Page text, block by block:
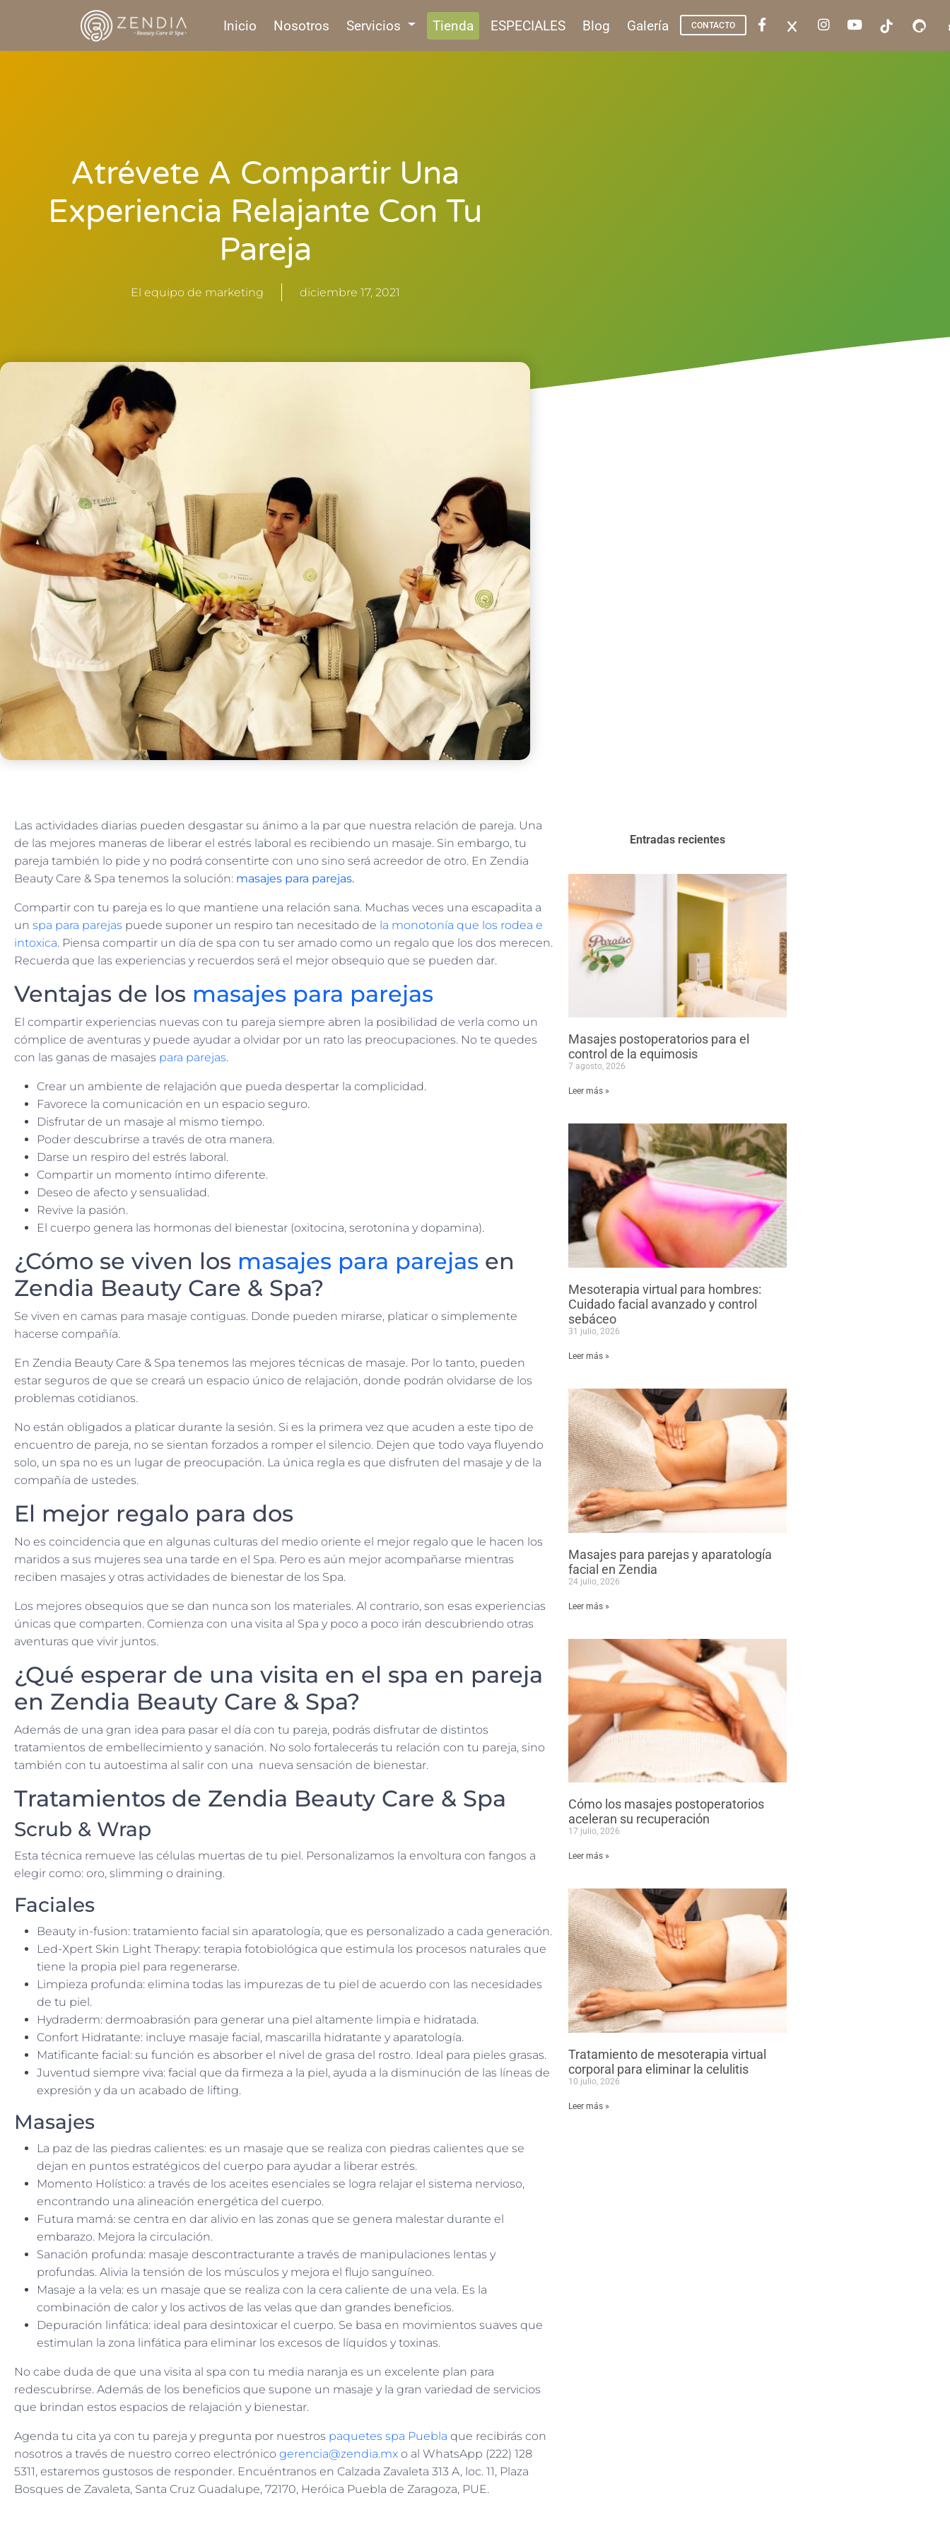
Inicio Nosotros Servicios Tienda ESPECIALES Blog Galería CONTACTO
Atrévete A Compartir Una
Experiencia Relajante Con Tu
Pareja
El equipo de marketing diciembre 17, 2021
Las actividades diarias pueden desgastar su ánimo a la par que nuestra relación de pareja. Una
de las mejores maneras de liberar el estrés laboral es recibiendo un masaje. Sin embargo, tu
pareja también lo pide y no podrá consentirte con uno sino será acreedor de otro. En Zendia
Beauty Care & Spa tenemos la solución: masajes para parejas.
Compartir con tu pareja es lo que mantiene una relación sana. Muchas veces una escapadita a
un spa para parejas puede suponer un respiro tan necesitado de la monotonía que los rodea e
intoxica. Piensa compartir un día de spa con tu ser amado como un regalo que los dos merecen.
Recuerda que las experiencias y recuerdos será el mejor obsequio que se pueden dar.
Ventajas de los masajes para parejas
El compartir experiencias nuevas con tu pareja siempre abren la posibilidad de verla como un
cómplice de aventuras y puede ayudar a olvidar por un rato las preocupaciones. No te quedes
con las ganas de masajes para parejas.
Crear un ambiente de relajación que pueda despertar la complicidad.
Favorece la comunicación en un espacio seguro.
Disfrutar de un masaje al mismo tiempo.
Poder descubrirse a través de otra manera.
Darse un respiro del estrés laboral.
Compartir un momento íntimo diferente.
Deseo de afecto y sensualidad.
Revive la pasión.
El cuerpo genera las hormonas del bienestar (oxitocina, serotonina y dopamina).
¿Cómo se viven los masajes para parejas en
Zendia Beauty Care & Spa?
Se viven en camas para masaje contiguas. Donde pueden mirarse, platicar o simplemente
hacerse compañía.
En Zendia Beauty Care & Spa tenemos las mejores técnicas de masaje. Por lo tanto, pueden
estar seguros de que se creará un espacio único de relajación, donde podrán olvidarse de los
problemas cotidianos.
No están obligados a platicar durante la sesión. Si es la primera vez que acuden a este tipo de
encuentro de pareja, no se sientan forzados a romper el silencio. Dejen que todo vaya fluyendo
solo, un spa no es un lugar de preocupación. La única regla es que disfruten del masaje y de la
compañía de ustedes.
El mejor regalo para dos
No es coincidencia que en algunas culturas del medio oriente el mejor regalo que le hacen los
maridos a sus mujeres sea una tarde en el Spa. Pero es aún mejor acompañarse mientras
reciben masajes y otras actividades de bienestar de los Spa.
Los mejores obsequios que se dan nunca son los materiales. Al contrario, son esas experiencias
únicas que comparten. Comienza con una visita al Spa y poco a poco irán descubriendo otras
aventuras que vivir juntos.
¿Qué esperar de una visita en el spa en pareja
en Zendia Beauty Care & Spa?
Además de una gran idea para pasar el día con tu pareja, podrás disfrutar de distintos
tratamientos de embellecimiento y sanación. No solo fortalecerás tu relación con tu pareja, sino
también con tu autoestima al salir con una nueva sensación de bienestar.
Tratamientos de Zendia Beauty Care & Spa
Scrub & Wrap
Esta técnica remueve las células muertas de tu piel. Personalizamos la envoltura con fangos a
elegir como: oro, slimming o draining.
Faciales
Beauty in-fusion: tratamiento facial sin aparatología, que es personalizado a cada generación.
Led-Xpert Skin Light Therapy: terapia fotobiológica que estimula los procesos naturales que
tiene la propia piel para regenerarse.
Limpieza profunda: elimina todas las impurezas de tu piel de acuerdo con las necesidades
de tu piel.
Hydraderm: dermoabrasión para generar una piel altamente limpia e hidratada.
Confort Hidratante: incluye masaje facial, mascarilla hidratante y aparatología.
Matificante facial: su función es absorber el nivel de grasa del rostro. Ideal para pieles grasas.
Juventud siempre viva: facial que da firmeza a la piel, ayuda a la disminución de las líneas de
expresión y da un acabado de lifting.
Masajes
La paz de las piedras calientes: es un masaje que se realiza con piedras calientes que se
dejan en puntos estratégicos del cuerpo para ayudar a liberar estrés.
Momento Holístico: a través de los aceites esenciales se logra relajar el sistema nervioso,
encontrando una alineación energética del cuerpo.
Futura mamá: se centra en dar alivio en las zonas que se genera malestar durante el
embarazo. Mejora la circulación.
Sanación profunda: masaje descontracturante a través de manipulaciones lentas y
profundas. Alivia la tensión de los músculos y mejora el flujo sanguíneo.
Masaje a la vela: es un masaje que se realiza con la cera caliente de una vela. Es la
combinación de calor y los activos de las velas que dan grandes beneficios.
Depuración linfática: ideal para desintoxicar el cuerpo. Se basa en movimientos suaves que
estimulan la zona linfática para eliminar los excesos de líquidos y toxinas.
No cabe duda de que una visita al spa con tu media naranja es un excelente plan para
redescubrirse. Además de los beneficios que supone un masaje y la gran variedad de servicios
que brindan estos espacios de relajación y bienestar.
Agenda tu cita ya con tu pareja y pregunta por nuestros paquetes spa Puebla que recibirás con
nosotros a través de nuestro correo electrónico gerencia@zendia.mx o al WhatsApp (222) 128
5311, estaremos gustosos de responder. Encuéntranos en Calzada Zavaleta 313 A, loc. 11, Plaza
Bosques de Zavaleta, Santa Cruz Guadalupe, 72170, Heróica Puebla de Zaragoza, PUE.
Entradas recientes
Masajes postoperatorios para el
control de la equimosis
7 agosto, 2026
Leer más »
Mesoterapia virtual para hombres:
Cuidado facial avanzado y control
sebáceo
31 julio, 2026
Leer más »
Masajes para parejas y aparatología
facial en Zendia
24 julio, 2026
Leer más »
Cómo los masajes postoperatorios
aceleran su recuperación
17 julio, 2026
Leer más »
Tratamiento de mesoterapia virtual
corporal para eliminar la celulitis
10 julio, 2026
Leer más »